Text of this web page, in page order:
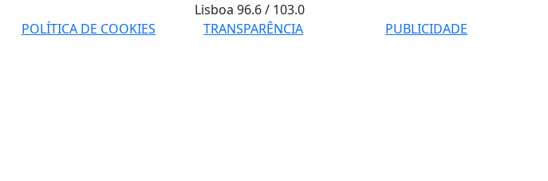
Lisboa96.6 / 103.0
POLÍTICA DE COOKIES TRANSPARÊNCIA
PUBLICIDADE